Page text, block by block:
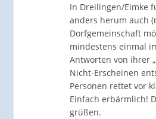
In Dreilingen/Eimke
anders herum auch
Dorfgemeinschaft
mindestens einmal
Antworten von ihrer
Nicht-Erscheinen
Personen rettet vor
Einfach erbärmlich!
grüßen.